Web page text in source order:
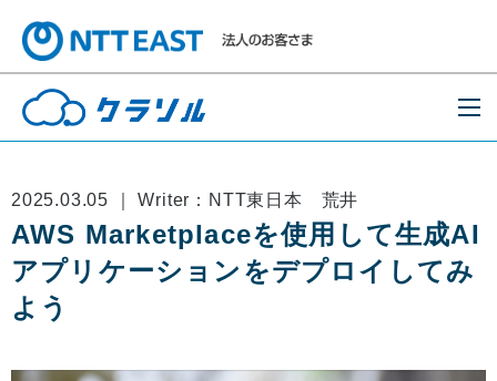
2025.03.05 ｜ Writer：NTT東日本 荒井
AWS Marketplaceを使用して生成AI
アプリケーションをデプロイしてみ
よう